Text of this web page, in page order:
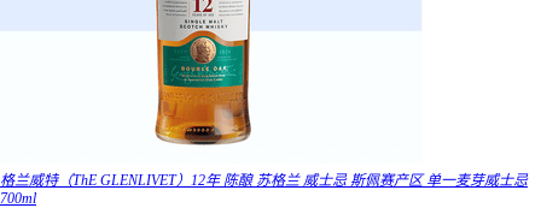
格兰威特（ThE GLENLIVET）12年 陈酿 苏格兰 威士忌 斯佩赛产区 单一麦芽威士忌
700ml